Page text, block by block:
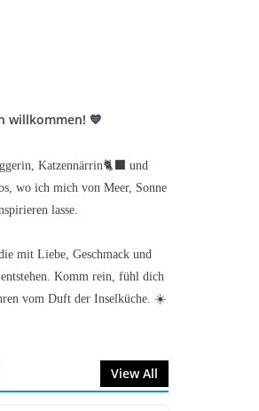
willkommen! 💙
Katzennärrin🐈‍⬛ und
wo ich mich von Meer, Sonne
lasse.
mit Liebe, Geschmack und
Komm rein, fühl dich
vom Duft der Inselküche. ☀️
View All